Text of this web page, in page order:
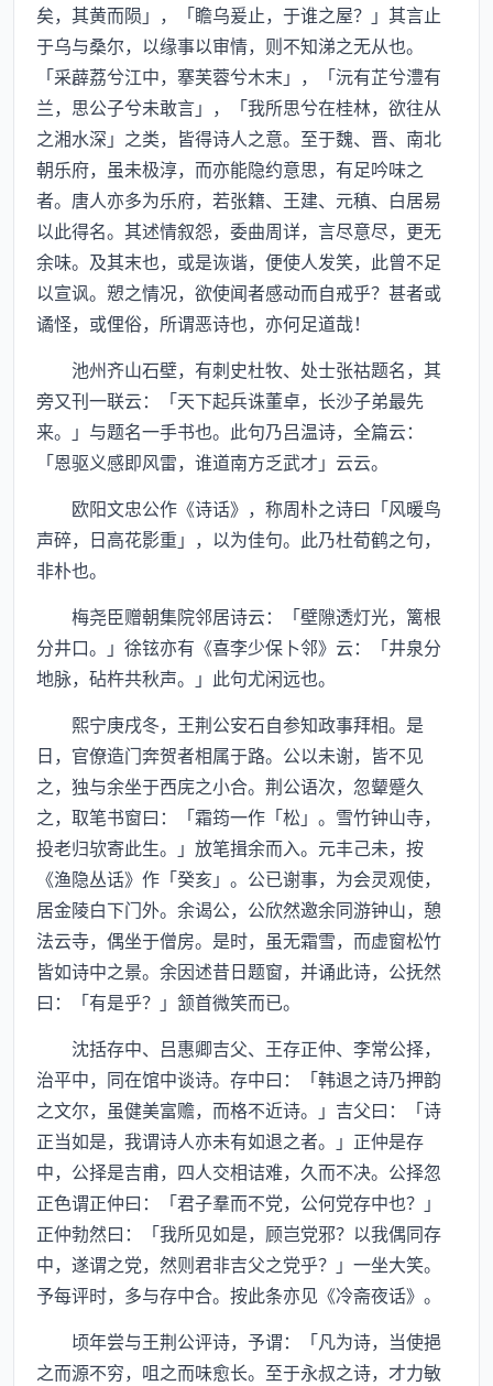
矣，其黄而陨」，「瞻乌爰止，于谁之屋？」其言止
于乌与桑尔，以缘事以审情，则不知涕之无从也。
「采薜荔兮江中，搴芙蓉兮木末」，「沅有芷兮澧有
兰，思公子兮未敢言」，「我所思兮在桂林，欲往从
之湘水深」之类，皆得诗人之意。至于魏、晋、南北
朝乐府，虽未极淳，而亦能隐约意思，有足吟味之
者。唐人亦多为乐府，若张籍、王建、元稹、白居易
以此得名。其述情叙怨，委曲周详，言尽意尽，更无
余味。及其末也，或是诙谐，便使人发笑，此曾不足
以宣讽。愬之情况，欲使闻者感动而自戒乎？甚者或
谲怪，或俚俗，所谓恶诗也，亦何足道哉！
池州齐山石壁，有刺史杜牧、处士张祜题名，其
旁又刊一联云：「天下起兵诛董卓，长沙子弟最先
来。」与题名一手书也。此句乃吕温诗，全篇云：
「恩驱义感即风雷，谁道南方乏武才」云云。
欧阳文忠公作《诗话》，称周朴之诗曰「风暖鸟
声碎，日高花影重」，以为佳句。此乃杜荀鹤之句，
非朴也。
梅尧臣赠朝集院邻居诗云：「壁隙透灯光，篱根
分井口。」徐铉亦有《喜李少保卜邻》云：「井泉分
地脉，砧杵共秋声。」此句尤闲远也。
熙宁庚戌冬，王荆公安石自参知政事拜相。是
日，官僚造门奔贺者相属于路。公以未谢，皆不见
之，独与余坐于西庑之小合。荆公语次，忽颦蹙久
之，取笔书窗曰：「霜筠一作「松」。雪竹钟山寺，
投老归欤寄此生。」放笔揖余而入。元丰己未，按
《渔隐丛话》作「癸亥」。公已谢事，为会灵观使，
居金陵白下门外。余谒公，公欣然邀余同游钟山，憩
法云寺，偶坐于僧房。是时，虽无霜雪，而虚窗松竹
皆如诗中之景。余因述昔日题窗，并诵此诗，公抚然
曰：「有是乎？」颔首微笑而已。
沈括存中、吕惠卿吉父、王存正仲、李常公择，
治平中，同在馆中谈诗。存中曰：「韩退之诗乃押韵
之文尔，虽健美富赡，而格不近诗。」吉父曰：「诗
正当如是，我谓诗人亦未有如退之者。」正仲是存
中，公择是吉甫，四人交相诘难，久而不决。公择忽
正色谓正仲曰：「君子羣而不党，公何党存中也？」
正仲勃然曰：「我所见如是，顾岂党邪？以我偶同存
中，遂谓之党，然则君非吉父之党乎？」一坐大笑。
予每评时，多与存中合。按此条亦见《冷斋夜话》。
顷年尝与王荆公评诗，予谓：「凡为诗，当使挹
之而源不穷，咀之而味愈长。至于永叔之诗，才力敏